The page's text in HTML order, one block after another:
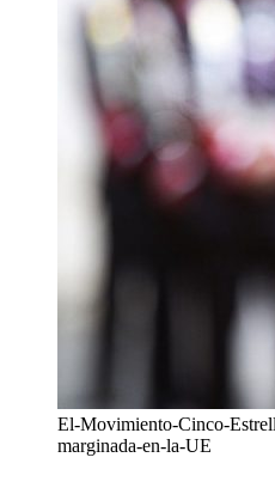
El-Movimiento-Cinco-
marginada-en-la-UE